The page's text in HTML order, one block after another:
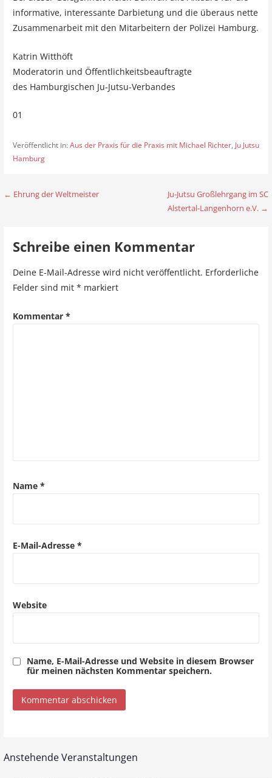
informative, interessante Darbietung und die überaus nette
Zusammenarbeit mit den Mitarbeitern der Polizei Hamburg.
Katrin Witthöft
Moderatorin und Öffentlichkeitsbeauftragte
des Hamburgischen Ju-Jutsu-Verbandes
01
Veröffentlicht in:Aus der Praxis für die Praxis mit Michael Richter, Ju Jutsu
Hamburg
B
a
a
o
← Ehrung der Weltmeister
Ju-Jutsu Großlehrgang im SC
Alstertal-Langenhorn e.V. →
Schreibe einen Kommentar
Deine E-Mail-Adresse wird nicht veröffentlicht. Erforderliche
Felder sind mit * markiert
Kommentar *
Name *
E-Mail-Adresse *
Website
Name, E-Mail-Adresse und Website in diesem Browser
für meinen nächsten Kommentar speichern.
Anstehende Veranstaltungen